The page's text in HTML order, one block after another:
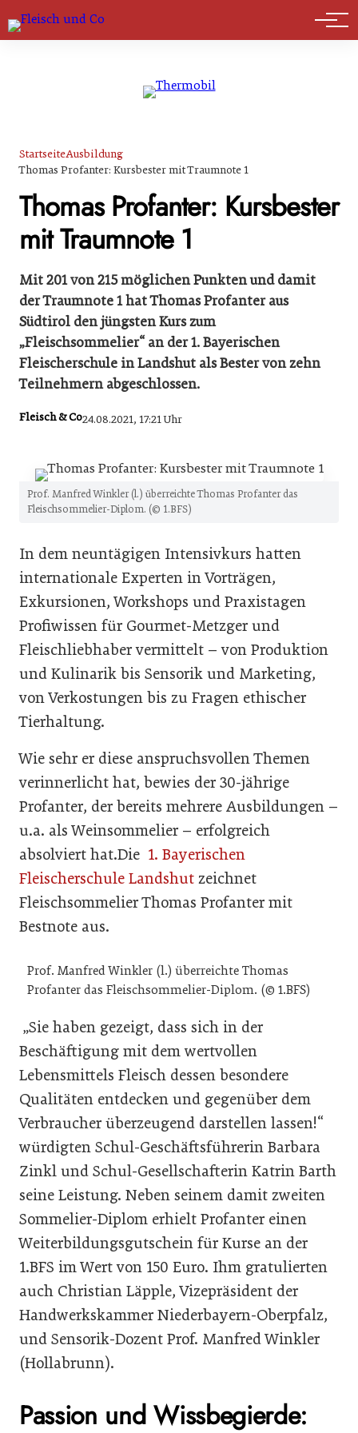
Marktführer
StartseiteAusbildung
Thomas Profanter: Kursbester mit Traumnote 1
Thomas Profanter: Kursbester
mit Traumnote 1
Mit 201 von 215 möglichen Punkten und damit
der Traumnote 1 hat Thomas Profanter aus
Südtirol den jüngsten Kurs zum
„Fleischsommelier“ an der 1. Bayerischen
Fleischerschule in Landshut als Bester von zehn
Teilnehmern abgeschlossen.
Fleisch & Co24.08.2021, 17:21 Uhr
Prof. Manfred Winkler (l.) überreichte Thomas Profanter das
Fleischsommelier-Diplom. (© 1.BFS)
In dem neuntägigen Intensivkurs hatten
internationale Experten in Vorträgen,
Exkursionen, Workshops und Praxistagen
Profiwissen für Gourmet-Metzger und
Fleischliebhaber vermittelt – von Produktion
und Kulinarik bis Sensorik und Marketing,
von Verkostungen bis zu Fragen ethischer
Tierhaltung.
Wie sehr er diese anspruchsvollen Themen
verinnerlicht hat, bewies der 30-jährige
Profanter, der bereits mehrere Ausbildungen –
u.a. als Weinsommelier – erfolgreich
absolviert hat.Die 1. Bayerischen
Fleischerschule Landshut zeichnet
Fleischsommelier Thomas Profanter mit
Bestnote aus.
Prof. Manfred Winkler (l.) überreichte Thomas
Profanter das Fleischsommelier-Diplom. (© 1.BFS)
„Sie haben gezeigt, dass sich in der
Beschäftigung mit dem wertvollen
Lebensmittels Fleisch dessen besondere
Qualitäten entdecken und gegenüber dem
Verbraucher überzeugend darstellen lassen!“
würdigten Schul-Geschäftsführerin Barbara
Zinkl und Schul-Gesellschafterin Katrin Barth
seine Leistung. Neben seinem damit zweiten
Sommelier-Diplom erhielt Profanter einen
Weiterbildungsgutschein für Kurse an der
1.BFS im Wert von 150 Euro. Ihm gratulierten
auch Christian Läpple, Vizepräsident der
Handwerkskammer Niederbayern-Oberpfalz,
und Sensorik-Dozent Prof. Manfred Winkler
(Hollabrunn).
Passion und Wissbegierde: